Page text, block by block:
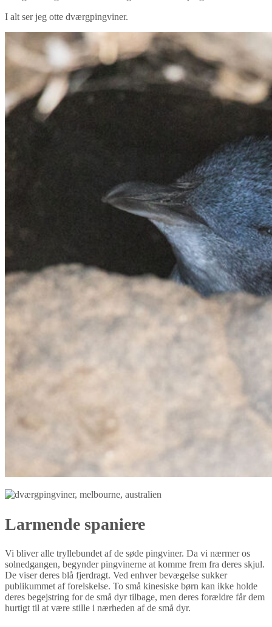
I alt ser jeg otte dværgpingviner.
Larmende spaniere
Vi bliver alle tryllebundet af de søde pingviner. Da vi nærmer os
solnedgangen, begynder pingvinerne at komme frem fra deres skjul.
De viser deres blå fjerdragt. Ved enhver bevægelse sukker
publikummet af forelskelse. To små kinesiske børn kan ikke holde
deres begejstring for de små dyr tilbage, men deres forældre får dem
hurtigt til at være stille i nærheden af de små dyr.